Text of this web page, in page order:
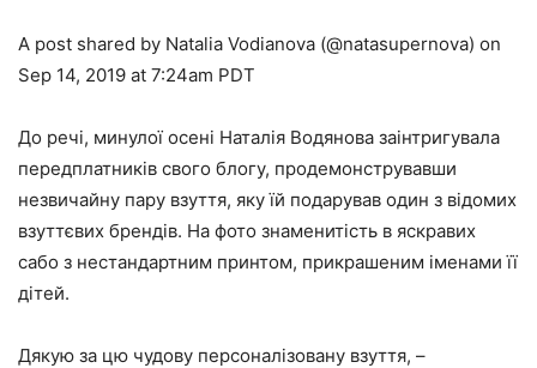
A post shared by Natalia Vodianova (@natasupernova) on
Sep 14, 2019 at 7:24am PDT
До речі, минулої осені Наталія Водянова заінтригувала
передплатників свого блогу, продемонструвавши
незвичайну пару взуття, яку їй подарував один з відомих
взуттєвих брендів. На фото знаменитість в яскравих
сабо з нестандартним принтом, прикрашеним іменами її
дітей.
Дякую за цю чудову персоналізовану взуття, –